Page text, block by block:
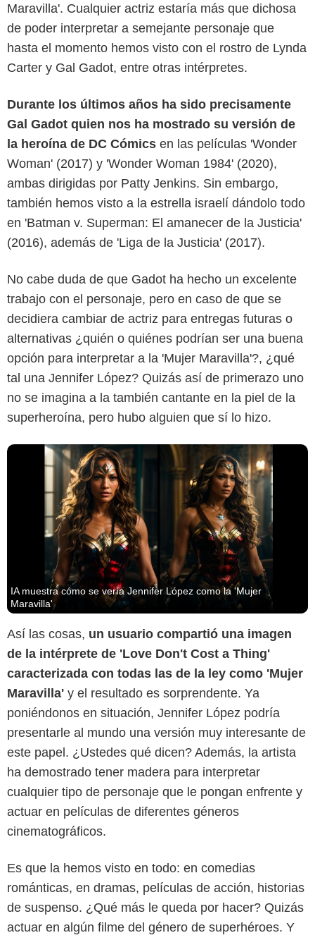
Maravilla'. Cualquier actriz estaría más que dichosa
de poder interpretar a semejante personaje que
hasta el momento hemos visto con el rostro de Lynda
Carter y Gal Gadot, entre otras intérpretes.
Durante los últimos años ha sido precisamente
Gal Gadot quien nos ha mostrado su versión de
la heroína de DC Cómics en las películas 'Wonder
Woman' (2017) y 'Wonder Woman 1984' (2020),
ambas dirigidas por Patty Jenkins. Sin embargo,
también hemos visto a la estrella israelí dándolo todo
en 'Batman v. Superman: El amanecer de la Justicia'
(2016), además de 'Liga de la Justicia' (2017).
No cabe duda de que Gadot ha hecho un excelente
trabajo con el personaje, pero en caso de que se
decidiera cambiar de actriz para entregas futuras o
alternativas ¿quién o quiénes podrían ser una buena
opción para interpretar a la 'Mujer Maravilla'?, ¿qué
tal una Jennifer López? Quizás así de primerazo uno
no se imagina a la también cantante en la piel de la
superheroína, pero hubo alguien que sí lo hizo.
Reddit
IA muestra cómo se vería Jennifer López como la 'Mujer
Maravilla'
Así las cosas, un usuario compartió una imagen
de la intérprete de 'Love Don't Cost a Thing'
caracterizada con todas las de la ley como 'Mujer
Maravilla' y el resultado es sorprendente. Ya
poniéndonos en situación, Jennifer López podría
presentarle al mundo una versión muy interesante de
este papel. ¿Ustedes qué dicen? Además, la artista
ha demostrado tener madera para interpretar
cualquier tipo de personaje que le pongan enfrente y
actuar en películas de diferentes géneros
cinematográficos.
Es que la hemos visto en todo: en comedias
románticas, en dramas, películas de acción, historias
de suspenso. ¿Qué más le queda por hacer? Quizás
actuar en algún filme del género de superhéroes. Y